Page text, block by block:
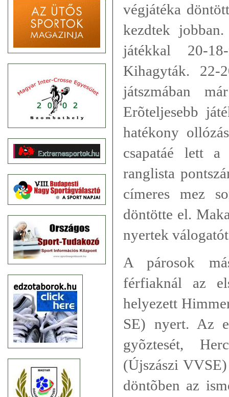
végjátéka
kezdtek
játékkal 20-
Kihagyták. 22-
játszmában
Erõteljesebb
hatékony
csapatáé lett
ranglista
címeres mez
döntötte el.
nyertek
A párosok
férfiaknál az
helyezett
SE) nyert. Az
gyõztesét,
(Újszászi
döntõben az